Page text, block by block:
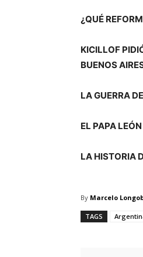
¿QUÉ
KICILLOF
BUENOS
LA GUERRA
EL PAPA
LA HISTORIA
By Marcelo
TAGS